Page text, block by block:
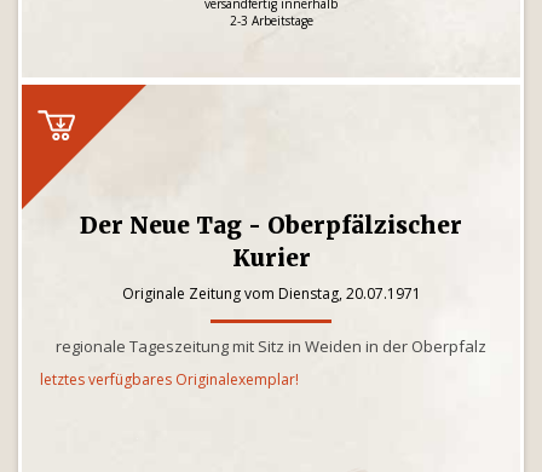
versandfertig innerhalb
2-3 Arbeitstage
Der Neue Tag - Oberpfälzischer
Kurier
Originale Zeitung vom Dienstag, 20.07.1971
regionale Tageszeitung mit Sitz in Weiden in der Oberpfalz
letztes verfügbares Originalexemplar!